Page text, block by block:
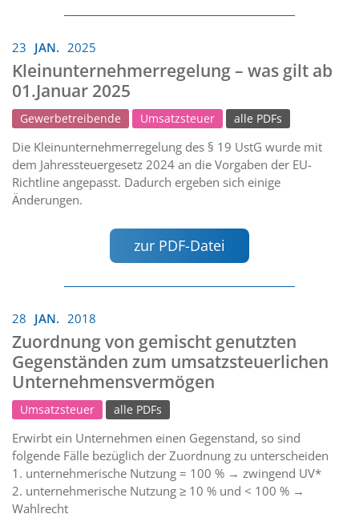
23 JAN. 2025
Kleinunternehmerregelung – was gilt ab
01.Januar 2025
Gewerbetreibende Umsatzsteuer alle PDFs
Die Kleinunternehmerregelung des § 19 UstG wurde mit
dem Jahressteuergesetz 2024 an die Vorgaben der EU-
Richtline angepasst. Dadurch ergeben sich einige
Änderungen.
zur PDF-Datei
28 JAN. 2018
Zuordnung von gemischt genutzten
Gegenständen zum umsatzsteuerlichen
Unternehmensvermögen
Umsatzsteuer alle PDFs
Erwirbt ein Unternehmen einen Gegenstand, so sind
folgende Fälle bezüglich der Zuordnung zu unterscheiden
1. unternehmerische Nutzung = 100 % → zwingend UV*
2. unternehmerische Nutzung ≥ 10 % und < 100 % →
Wahlrecht